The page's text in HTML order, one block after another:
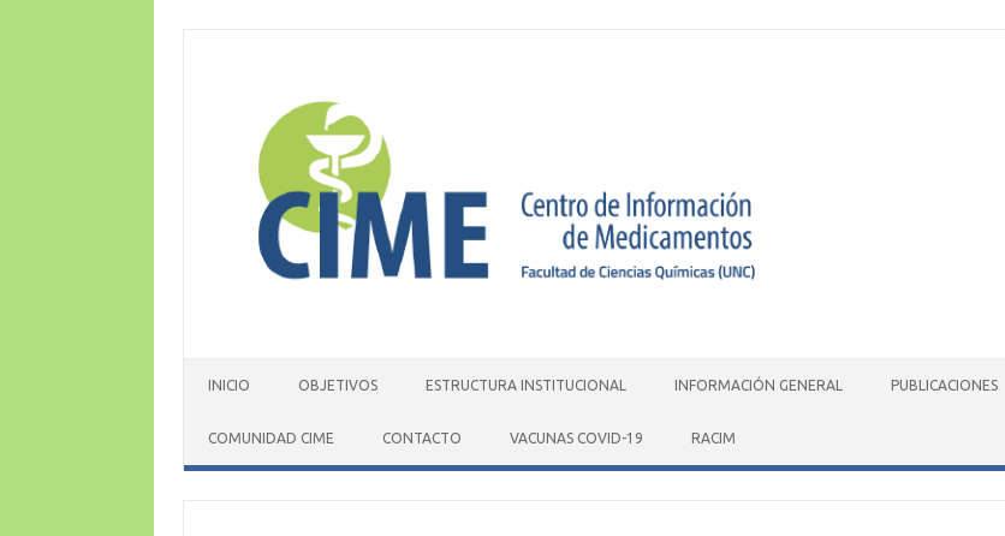
INICIO OBJETIVOS ESTRUCTURA INSTITUCIONAL INFORMACIÓN GENERAL PUBLICACIONES
COMUNIDAD CIME CONTACTO VACUNAS COVID-19 RACIM